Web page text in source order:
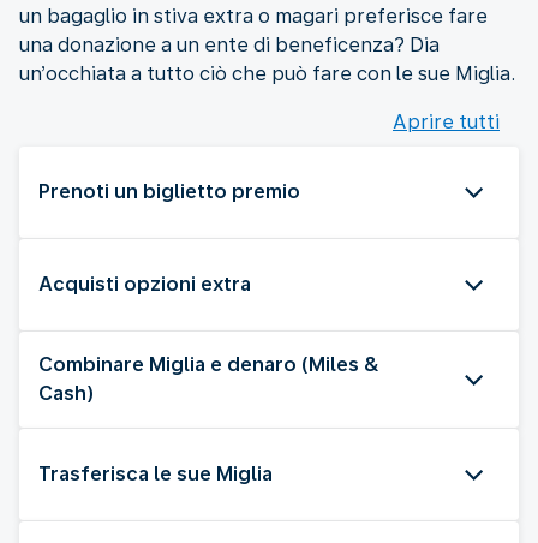
un bagaglio in stiva extra o magari preferisce fare
una donazione a un ente di beneficenza? Dia
un’occhiata a tutto ciò che può fare con le sue Miglia.
Aprire tutti
Prenoti un biglietto premio
Acquisti opzioni extra
Combinare Miglia e denaro (Miles &
Cash)
Trasferisca le sue Miglia